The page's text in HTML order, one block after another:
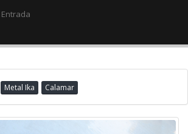
Entrada
Metal Ika Calamar